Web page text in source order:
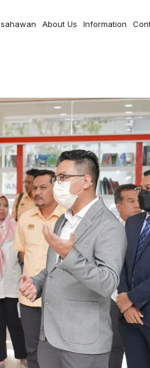
About Us Information